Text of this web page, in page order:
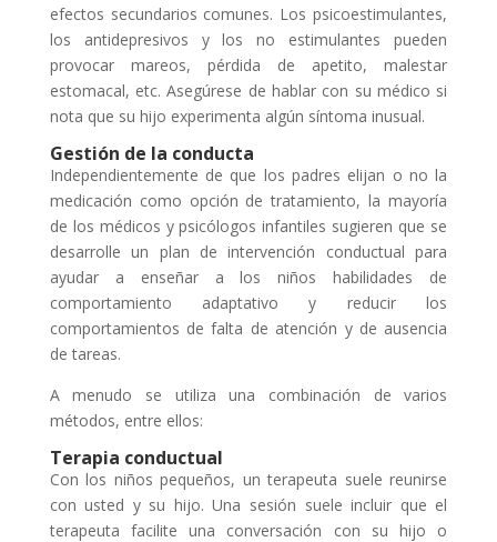
efectos secundarios comunes. Los psicoestimulantes,
los antidepresivos y los no estimulantes pueden
provocar mareos, pérdida de apetito, malestar
estomacal, etc. Asegúrese de hablar con su médico si
nota que su hijo experimenta algún síntoma inusual.
Gestión de la conducta
Independientemente de que los padres elijan o no la
medicación como opción de tratamiento, la mayoría
de los médicos y psicólogos infantiles sugieren que se
desarrolle un plan de intervención conductual para
ayudar a enseñar a los niños habilidades de
comportamiento adaptativo y reducir los
comportamientos de falta de atención y de ausencia
de tareas.
A menudo se utiliza una combinación de varios
métodos, entre ellos:
Terapia conductual
Con los niños pequeños, un terapeuta suele reunirse
con usted y su hijo. Una sesión suele incluir que el
terapeuta facilite una conversación con su hijo o